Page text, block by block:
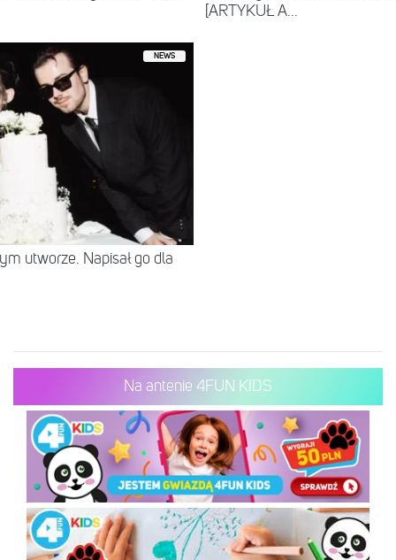
[ARTYKUŁ A...
NEWS
utworze. Napisał go dla
Na antenie 4FUN KIDS